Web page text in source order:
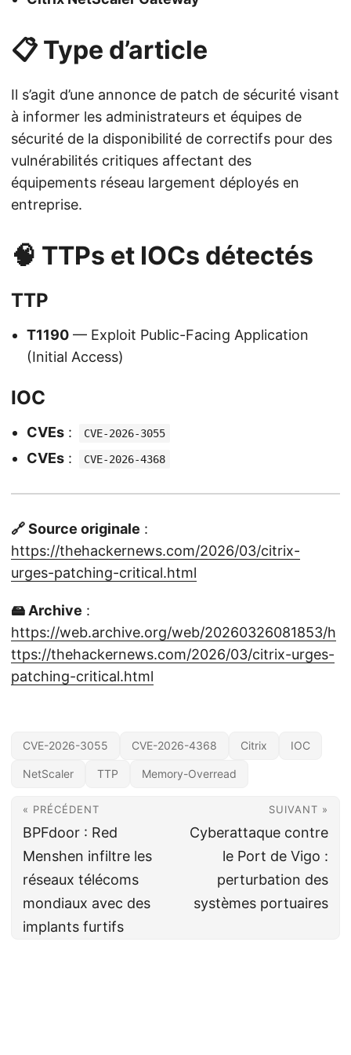
📋 Type d’article
Il s’agit d’une annonce de patch de sécurité visant
à informer les administrateurs et équipes de
sécurité de la disponibilité de correctifs pour des
vulnérabilités critiques affectant des
équipements réseau largement déployés en
entreprise.
🧠 TTPs et IOCs détectés
TTP
T1190 — Exploit Public-Facing Application
(Initial Access)
IOC
CVEs : CVE-2026-3055
CVEs : CVE-2026-4368
🔗 Source originale :
https://thehackernews.com/2026/03/citrix-
urges-patching-critical.html
🖴 Archive :
https://web.archive.org/web/20260326081853/h
ttps://thehackernews.com/2026/03/citrix-urges-
patching-critical.html
CVE-2026-3055 CVE-2026-4368 Citrix IOC
NetScaler TTP Memory-Overread
« PRÉCÉDENT
BPFdoor : Red
Menshen infiltre les
réseaux télécoms
mondiaux avec des
implants furtifs
SUIVANT »
Cyberattaque contre
le Port de Vigo :
perturbation des
systèmes portuaires